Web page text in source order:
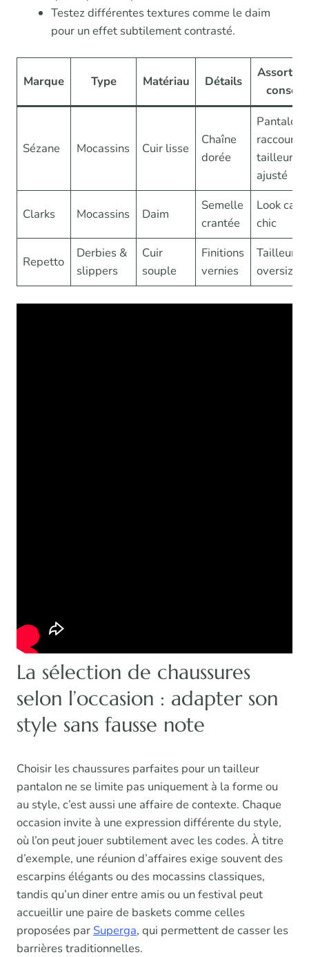
Testez différentes textures comme le daim
pour un effet subtilement contrasté.
Marque Type Matériau Détails
Sézane Mocassins Cuir lisse
Chaîne
dorée
Pantalon
raccourci,
tailleur
ajusté
Clarks Mocassins Daim
Semelle
crantée
Look
chic
Repetto
Derbies &
slippers
Cuir
souple
Finitions
vernies
Tailleur
oversize
La sélection de chaussures
selon l’occasion : adapter son
style sans fausse note
Choisir les chaussures parfaites pour un tailleur
pantalon ne se limite pas uniquement à la forme ou
au style, c’est aussi une affaire de contexte. Chaque
occasion invite à une expression différente du style,
où l’on peut jouer subtilement avec les codes. À titre
d’exemple, une réunion d’affaires exige souvent des
escarpins élégants ou des mocassins classiques,
tandis qu’un diner entre amis ou un festival peut
accueillir une paire de baskets comme celles
proposées par Superga, qui permettent de casser les
barrières traditionnelles.